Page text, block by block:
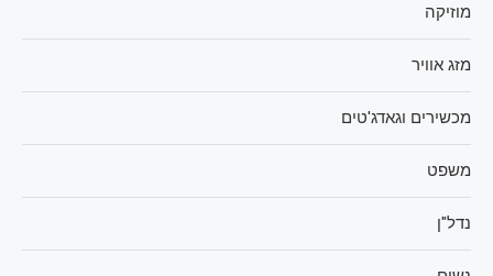
מוזיקה
מזג אוויר
מכשירים וגאדג'טים
משפט
נדל"ן